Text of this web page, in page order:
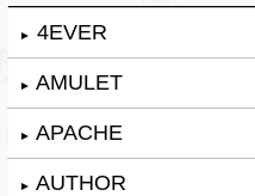
► 4EVER
► AMULET
► APACHE
► AUTHOR